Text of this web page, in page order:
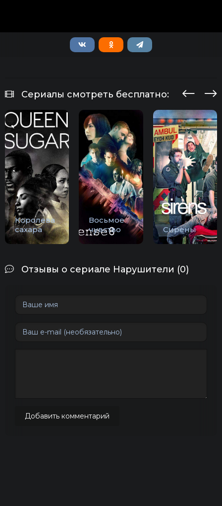
Сериалы смотреть бесплатно:
Королева
сахара
Восьмое
чувство
Сирены
Отзывы о сериале Нарушители (0)
Добавить комментарий